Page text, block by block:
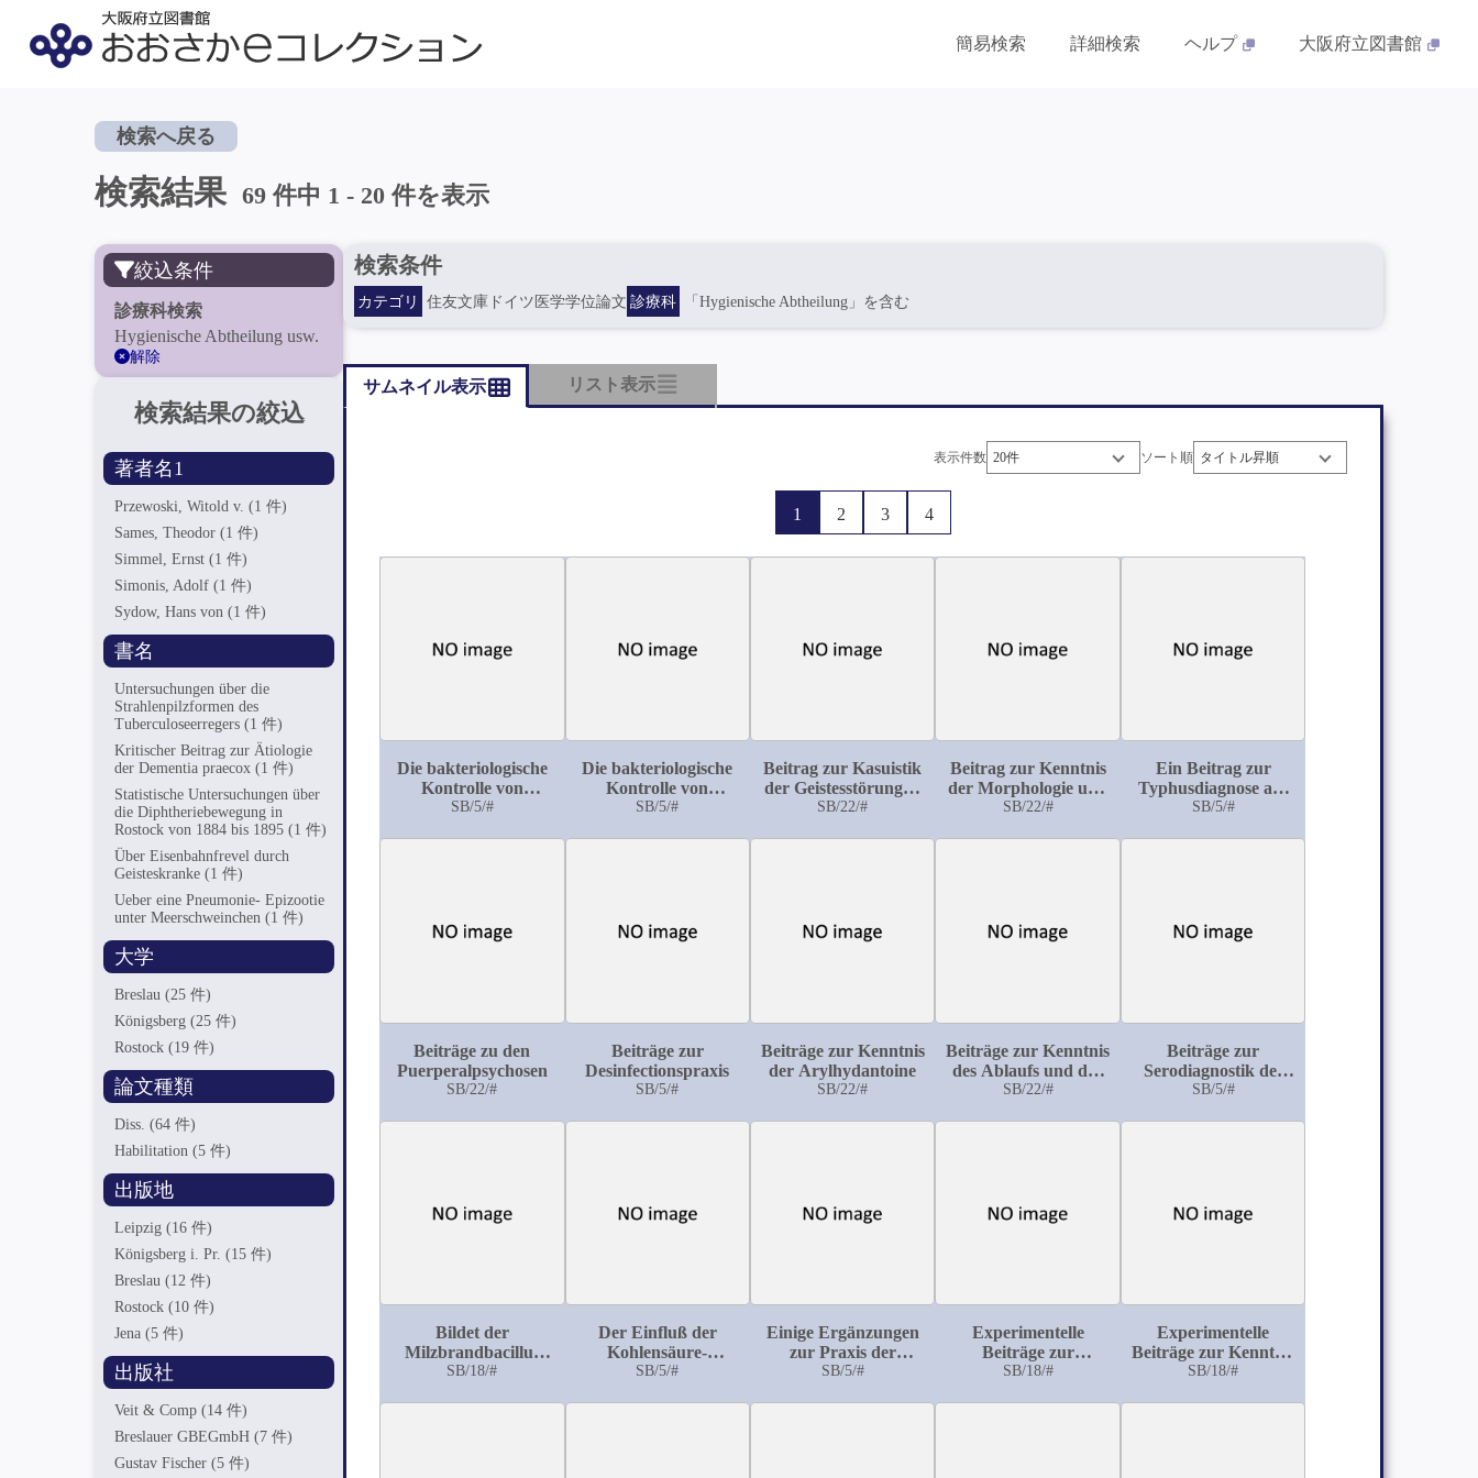
簡易検索 詳細検索 ヘルプ 大阪府立図書館
検索へ戻る
検索結果 69 件中 1 - 20 件を表示
絞込条件
診療科検索
Hygienische Abtheilung usw.
解除
検索結果の絞込
著者名1
Przewoski, Witold v.(1 件)
Sames, Theodor(1 件)
Simmel, Ernst(1 件)
Simonis, Adolf(1 件)
Sydow, Hans von(1 件)
書名
Untersuchungen über die
Strahlenpilzformen des
Tuberculoseerregers(1 件)
Kritischer Beitrag zur Ätiologie
der Dementia praecox(1 件)
Statistische Untersuchungen über
die Diphtheriebewegung in
Rostock von 1884 bis 1895(1 件)
Über Eisenbahnfrevel durch
Geisteskranke(1 件)
Ueber eine Pneumonie- Epizootie
unter Meerschweinchen(1 件)
大学
Breslau(25 件)
Königsberg(25 件)
Rostock(19 件)
論文種類
Diss.(64 件)
Habilitation(5 件)
出版地
Leipzig(16 件)
Königsberg i. Pr.(15 件)
Breslau(12 件)
Rostock(10 件)
Jena(5 件)
出版社
Veit & Comp(14 件)
Breslauer GBEGmbH(7 件)
Gustav Fischer(5 件)
検索条件
カテゴリ 住友文庫ドイツ医学学位論文 診療科 「Hygienische Abtheilung」を含む
サムネイル表示 リスト表示
表示件数 ソート順
1 2 3 4
Die bakteriologische
Kontrolle von
Sandfilteranlagen
SB/5/#
Die bakteriologische
Kontrolle von
Wasserwerken mit
SB/5/#
Beitrag zur Kasuistik
der Geistesstörungen
im Greisenalter
SB/22/#
Beitrag zur Kenntnis
der Morphologie und
Biologie der
Pseudodiphtheriebacillen
SB/22/#
Ein Beitrag zur
Typhusdiagnose aus
dem Stuhl mittelst des
SB/5/#
Beiträge zu den
Puerperalpsychosen
SB/22/#
Beiträge zur
Desinfectionspraxis
SB/5/#
Beiträge zur Kenntnis
der Arylhydantoine
SB/22/#
Beiträge zur Kenntnis
des Ablaufs und der
Grösse der durch
SB/22/#
Beiträge zur
Serodiagnostik des
Abdominaltyphus
SB/5/#
Bildet der
Milzbrandbacillus
unter streng
SB/18/#
Der Einfluß der
Kohlensäure-
Einatmung auf
SB/5/#
Einige Ergänzungen
zur Praxis der
Desinfection
SB/5/#
Experimentelle
Beiträge zur
Dampfdesinfektion
SB/18/#
Experimentelle
Beiträge zur Kenntnis
der Hämolysine (In
SB/18/#